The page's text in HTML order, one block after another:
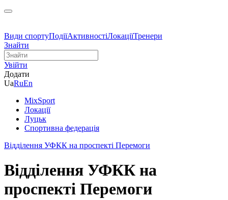
Види спортуПодіїАктивностіЛокаціїТренери
Знайти
Увійти
Додати
UaRuEn
MixSport
Локації
Луцьк
Спортивна федерація
Відділення УФКК на проспекті Перемоги
Відділення УФКК на
проспекті Перемоги